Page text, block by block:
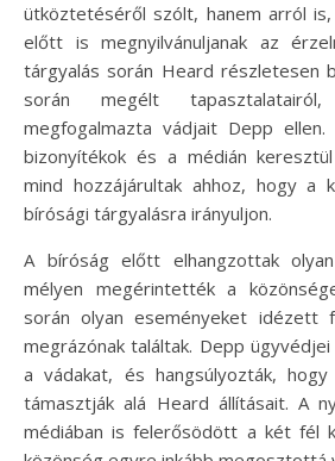
ütköztetéséről szólt, hanem arról
előtt is megnyilvánuljanak az
tárgyalás során Heard részletesen
során megélt
megfogalmazta vádjait Depp ellen.
bizonyítékok és a médián
mind hozzájárultak ahhoz, hogy a
bírósági tárgyalásra irányuljon.
A bíróság előtt elhangzottak
mélyen megérintették a
során olyan eseményeket idézett
megrázónak találtak. Depp
a vádakat, és hangsúlyozták,
támasztják alá Heard állításait. A
médiában is felerősödött a két fél